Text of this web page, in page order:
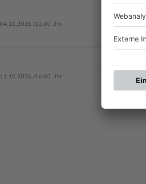
04.10.2026 /12:00 Uhr FC Gerolfing
11.10.2026 /16:00 Uhr FV Illertissen